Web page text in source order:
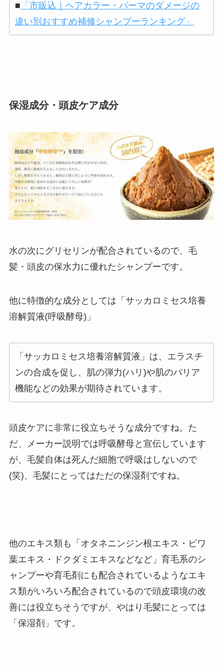
■ 「市販込｜ヘアカラー・パーマのダメージの
違い別おすすめ補修シャンプーランキング」
保湿成分・頭皮ケア成分
水の次にグリセリンが配合されているので、毛
髪・頭皮の保水力に優れたシャンプーです。
他に特徴的な成分としては「サッカロミセス培養
溶解質液(呼吸酵母)」
「サッカロミセス培養溶解質液」は、エラスチ
ンの合成を促し、肌の弾力(ハリ)や肌のバリア
機能などの効果が期待されています。
頭皮ケアに非常に役立ちそうな成分ですね。た
だ、メーカー説明では呼吸酵母と宣伝しています
が、毛髪自体は死んだ細胞で呼吸はしないので
(笑)、毛髪にとってはただの保湿剤ですね。
他のエキス類も「オタネニンジン根エキス・ビワ
葉エキス・ドクダミエキスなどなど」育毛系のシ
ャンプーや育毛剤にも配合されているようなエキ
ス類がいろいろ配合されているので頭皮環境の改
善には役立ちそうですが、やはり毛髪にとっては
「保湿剤」です。